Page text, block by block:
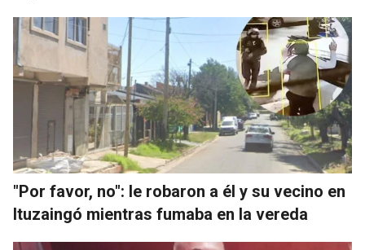
"Por favor, no": le robaron a él y su vecino en
Ituzaingó mientras fumaba en la vereda